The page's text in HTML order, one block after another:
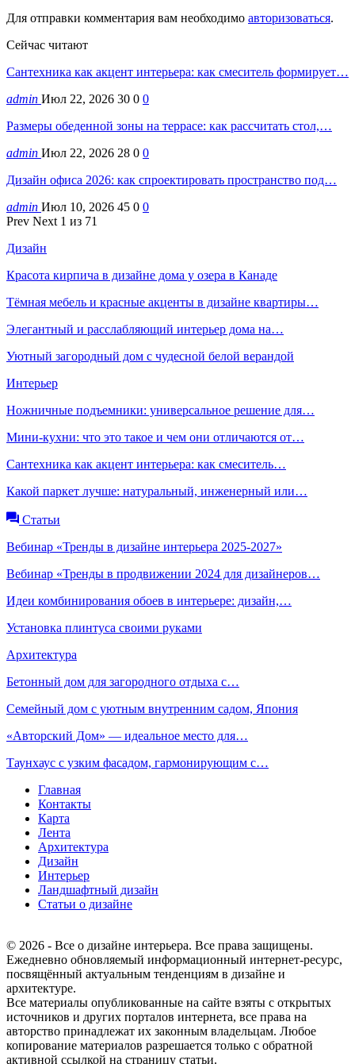
Для отправки комментария вам необходимо авторизоваться.
Сейчас читают
Сантехника как акцент интерьера: как смеситель формирует…
admin Июл 22, 2026 30 0 0
Размеры обеденной зоны на террасе: как рассчитать стол,…
admin Июл 22, 2026 28 0 0
Дизайн офиса 2026: как спроектировать пространство под…
admin Июл 10, 2026 45 0 0
Prev Next 1 из 71
Дизайн
Красота кирпича в дизайне дома у озера в Канаде
Тёмная мебель и красные акценты в дизайне квартиры…
Элегантный и расслабляющий интерьер дома на…
Уютный загородный дом с чудесной белой верандой
Интерьер
Ножничные подъемники: универсальное решение для…
Мини-кухни: что это такое и чем они отличаются от…
Сантехника как акцент интерьера: как смеситель…
Какой паркет лучше: натуральный, инженерный или…
Статьи
Вебинар «Тренды в дизайне интерьера 2025-2027»
Вебинар «Тренды в продвижении 2024 для дизайнеров…
Идеи комбинирования обоев в интерьере: дизайн,…
Установка плинтуса своими руками
Архитектура
Бетонный дом для загородного отдыха с…
Семейный дом с уютным внутренним садом, Япония
«Авторский Дом» — идеальное место для…
Таунхаус с узким фасадом, гармонирующим с…
Главная
Контакты
Карта
Лента
Архитектура
Дизайн
Интерьер
Ландшафтный дизайн
Статьи о дизайне
© 2026 - Все о дизайне интерьера. Все права защищены.
Ежедневно обновляемый информационный интернет-ресурс,
посвящённый актуальным тенденциям в дизайне и
архитектуре.
Все материалы опубликованные на сайте взяты с открытых
источников и других порталов интернета, все права на
авторство принадлежат их законным владельцам. Любое
копирование материалов разрешается только с обратной
активной ссылкой на страницу статьи.